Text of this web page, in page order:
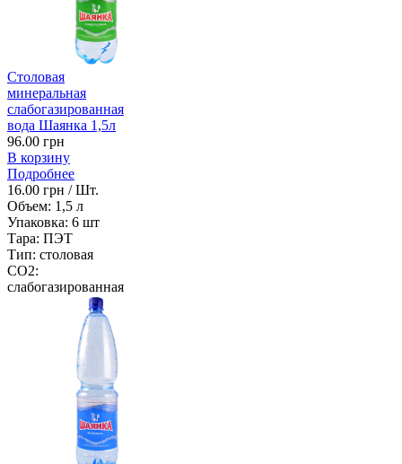
Столовая
минеральная
слабогазированная
вода Шаянка 1,5л
96.00 грн
В корзину
Подробнее
16.00 грн / Шт.
Объем: 1,5 л
Упаковка: 6 шт
Тара: ПЭТ
Тип: столовая
CO2:
слабогазированная